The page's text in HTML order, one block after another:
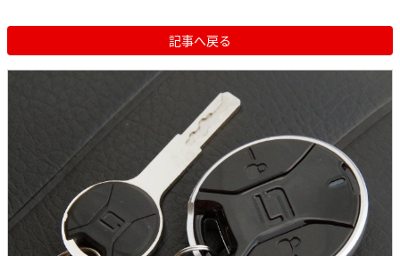
記事へ戻る